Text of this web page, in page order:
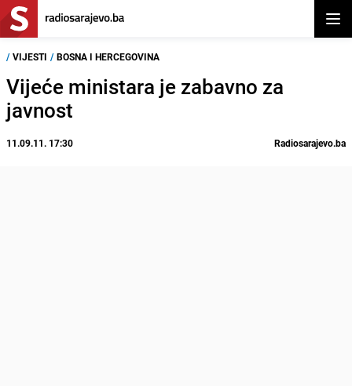
/ VIJESTI / BOSNA I HERCEGOVINA
Vijeće ministara je zabavno za
javnost
11.09.11. 17:30 Radiosarajevo.ba